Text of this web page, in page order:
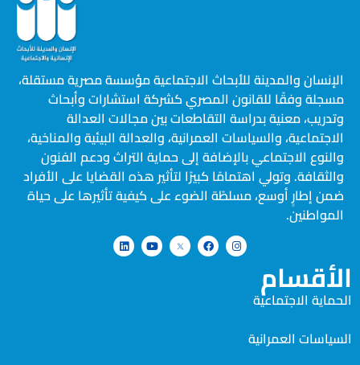
الإنسان والمدينة للأبحاث الاجتماعية مؤسسة مصرية مستقلة،
مسجلة وفقًا للقانون المصري كشركة استشارات وأبحاث
وتدريب، معنية بدراسة التقاطعات بين مجالات العدالة
الاجتماعية، والسياسات العمرانية، والعدالة البيئية والمناخية،
والنوع الاجتماعي بالإضافة إلى حماية التراث ودعم الفنون
والثقافة. وتولي اهتمامًا كبيرًا لتأثير هذه القضايا على الأفراد
ضمن إطارٍ أوسع، مسلطًة الضوء على كيفية تأثيرها على حياة
المواطنين.
الأقسام
الحماية الاجتماعية
السياسات العمرانية